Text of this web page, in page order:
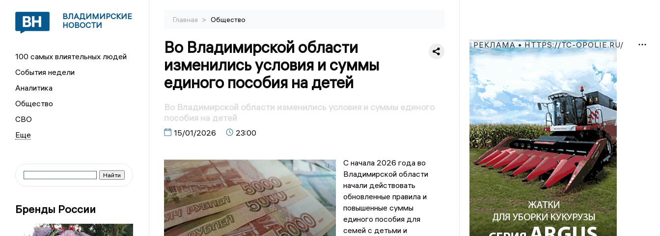
ВЛАДИМИРСКИЕ
НОВОСТИ
100 самых влиятельных людей
События недели
Аналитика
Общество
СВО
Бренды России
Главная > Общество
Во Владимирской области
изменились условия и суммы
единого пособия на детей
Во Владимирской области изменились условия и суммы единого
пособия на детей
15/01/2026 23:00
С начала 2026 года во
Владимирской области
начали действовать
обновленные правила и
повышенные суммы
единого пособия для
семей с детьми и
РЕКЛАМА • HTTPS://TC-OPOLIE.RU/